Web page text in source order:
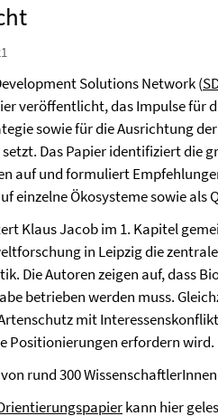
Solutions Network (
veröffentlicht, das Impulse für
sowie für die Ausrichtung
Das Papier identifiziert die
auf und formuliert
einzelne Ökosysteme sowie
Klaus Jacob im 1. Kapitel
in Leipzig die
Die Autoren zeigen auf, dass
betrieben werden muss.
mit
Positionierungen erfordern wird.
rund 300
kann hier